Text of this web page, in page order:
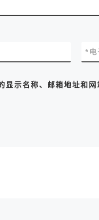
*
显示名称、邮箱地址和网